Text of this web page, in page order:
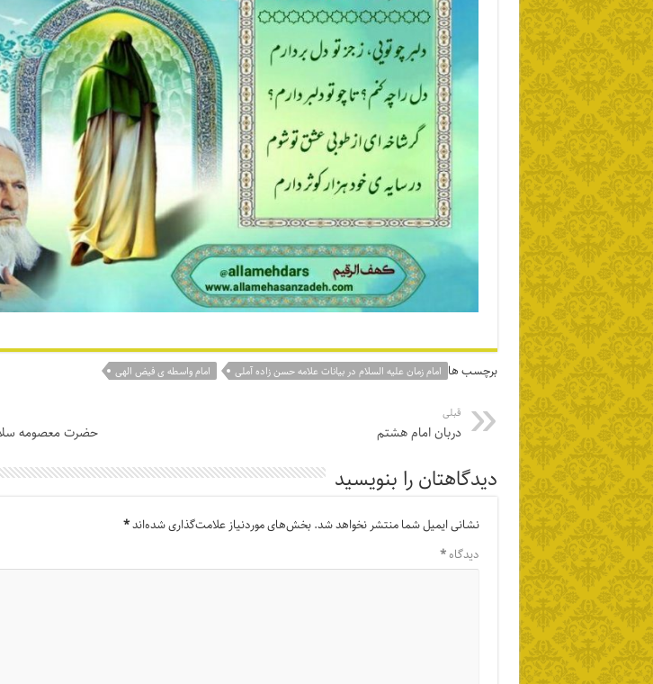
برچسب ها امام زمان علیه السلام در بیانات علامه حسن زاده آملی امام واسطه ی فیض الهی
قبلی
دربان امام هشتم حضرت معصومه
دیدگاهتان را بنویسید
نشانی ایمیل شما منتشر نخواهد شد.بخش‌های موردنیاز علامت‌گذاری شده‌اند*
دیدگاه*